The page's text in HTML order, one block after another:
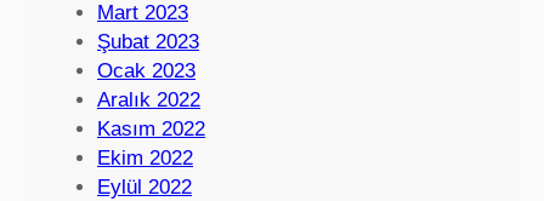
Mart 2023
Şubat 2023
Ocak 2023
Aralık 2022
Kasım 2022
Ekim 2022
Eylül 2022